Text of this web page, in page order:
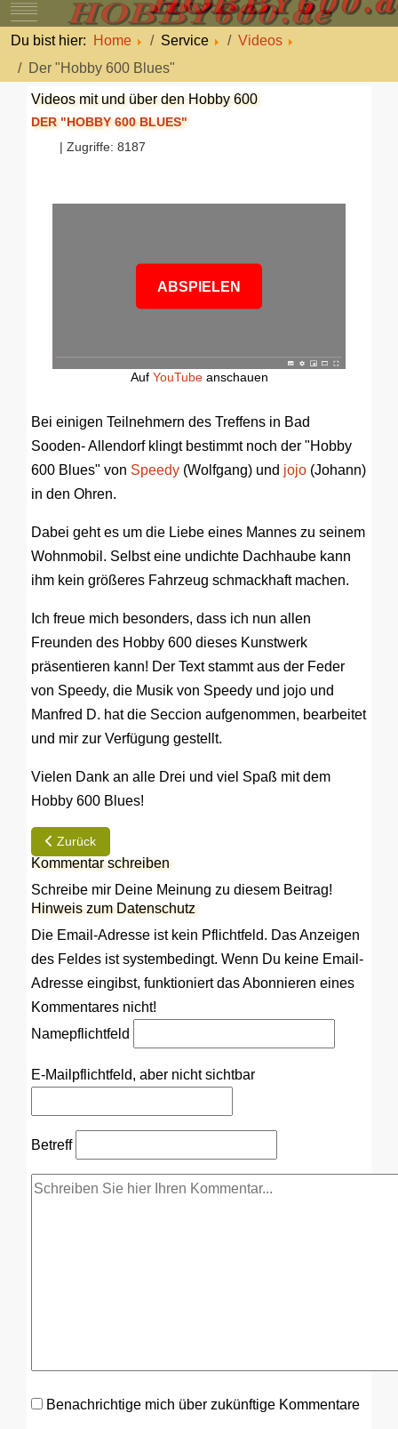
Mobile Menu Toggle
Du bist hier:
Home Service
Videos
Der "Hobby 600 Blues"
Videos mit und über den Hobby 600
DER "HOBBY 600 BLUES"
| Zugriffe: 8187
ABSPIELEN
Auf YouTubeanschauen
Bei einigen Teilnehmern des Treffens in Bad
Sooden- Allendorf klingt bestimmt noch der "Hobby
600 Blues" von Speedy (Wolfgang) und jojo (Johann)
in den Ohren.
Dabei geht es um die Liebe eines Mannes zu seinem
Wohnmobil. Selbst eine undichte Dachhaube kann
ihm kein größeres Fahrzeug schmackhaft machen.
Ich freue mich besonders, dass ich nun allen
Freunden des Hobby 600 dieses Kunstwerk
präsentieren kann! Der Text stammt aus der Feder
von Speedy, die Musik von Speedy und jojo und
Manfred D. hat die Seccion aufgenommen, bearbeitet
und mir zur Verfügung gestellt.
Vielen Dank an alle Drei und viel Spaß mit dem
Hobby 600 Blues!
Vorheriger Beitrag: Herbsttreffen 2012
Zurück
Kommentar schreiben
Schreibe mir Deine Meinung zu diesem Beitrag!
Hinweis zum Datenschutz
Die Email-Adresse ist kein Pflichtfeld. Das Anzeigen
des Feldes ist systembedingt. Wenn Du keine Email-
Adresse eingibst, funktioniert das Abonnieren eines
Kommentares nicht!
Namepflichtfeld
E-Mail pflichtfeld, aber nicht sichtbar
Betreff
Benachrichtige mich über zukünftige Kommentare